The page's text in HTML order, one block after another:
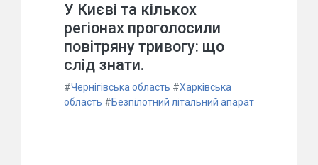
У Києві та кількох
регіонах проголосили
повітряну тривогу: що
слід знати.
#Чернігівська область #Харківська
область #Безпілотний літальний апарат